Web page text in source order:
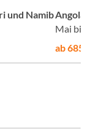
und Namib
Mai bis
ab